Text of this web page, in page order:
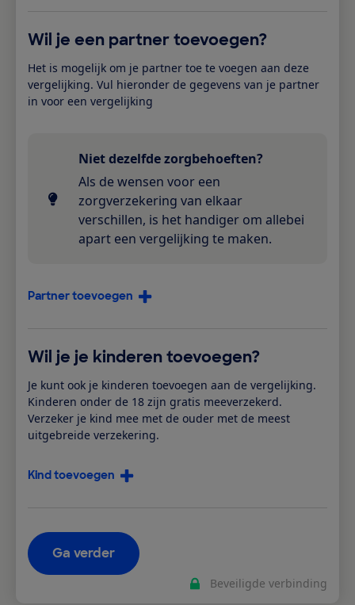
Wil je een partner toevoegen?
Het is mogelijk om je partner toe te voegen aan deze
vergelijking. Vul hieronder de gegevens van je partner
in voor een vergelijking
Niet dezelfde zorgbehoeften?
Als de wensen voor een
zorgverzekering van elkaar
verschillen, is het handiger om allebei
apart een vergelijking te maken.
Partner toevoegen
Wil je je kinderen toevoegen?
Je kunt ook je kinderen toevoegen aan de vergelijking.
Kinderen onder de 18 zijn gratis meeverzekerd.
Verzeker je kind mee met de ouder met de meest
uitgebreide verzekering.
Kind toevoegen
Ga verder
Beveiligde verbinding